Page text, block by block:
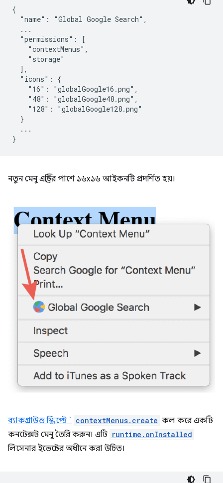
{
  "name": "Global Google Search",
  ...
  "permissions": [
    "contextMenus",
    "storage"
  ],
  "icons": {
    "16": "globalGoogle16.png",
    "48": "globalGoogle48.png",
    "128": "globalGoogle128.png"
  }
  ...
নতুন মেনু এন্ট্রির পাশে ১৬x১৬ আইকনটি প্রদর্শিত হয়।
ব্যাকগ্রাউন্ড স্ক্রিপ্টে ` contextMenus.create কল করে একটি
কনটেক্সট মেনু তৈরি করুন। এটি runtime.onInstalled
লিসেনার ইভেন্টের অধীনে করা উচিত।